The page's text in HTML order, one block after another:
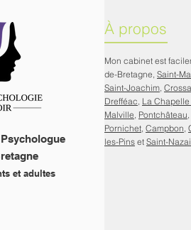
et adultes
À propos
Mon cabinet est
de-Bretagne, Saint-
Saint-Joachim
Drefféac La
Malville Pontchâteau
Pornichet Campbon
les-Pins et Saint-